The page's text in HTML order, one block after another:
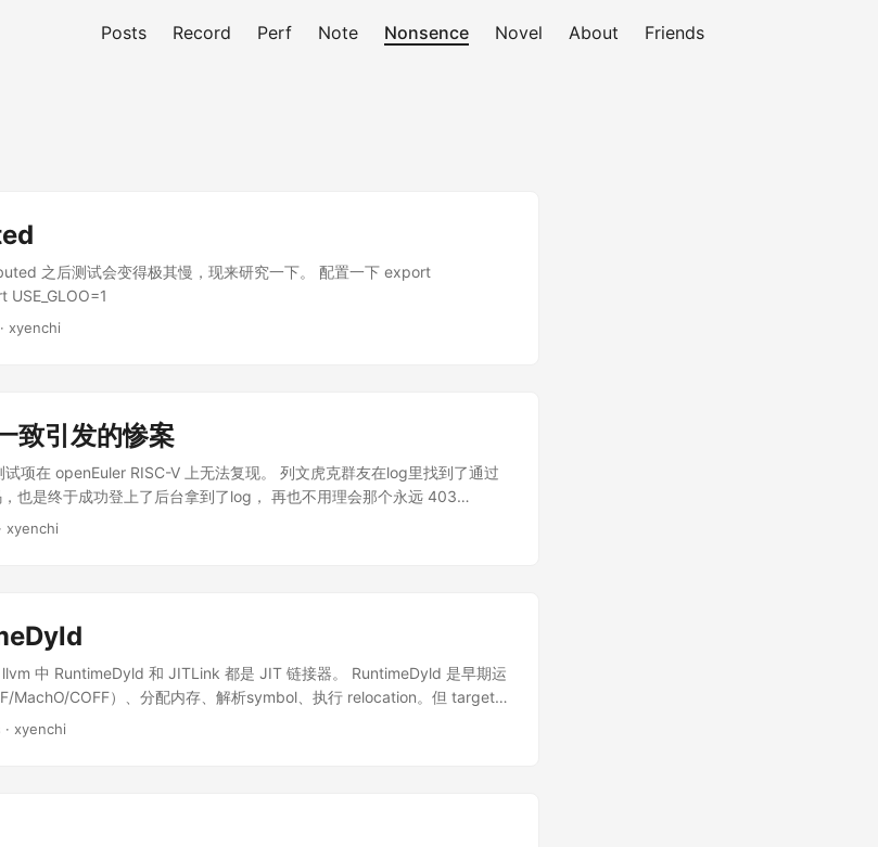
Posts Record Perf Note Nonsence Novel About Friends
之后测试会变得极其慢，现来研究一下。 配置一下 export
USE_GLOO=1
xyenchi
致引发的惨案
项在 openEuler RISC-V 上无法复现。 列文虎克群友在log里找到了通过
也是终于成功登上了后台拿到了log， 再也不用理会那个永远 403
， fail 的原因可能是 RISC-V openBlas 的 complex 支持问题。想到
xyenchi
中 RuntimeDyld 和 JITLink 都是 JIT 链接器。 RuntimeDyld 是早期运
MachO/COFF）、分配内存、解析symbol、执行 relocation。但 target-
手工写 relocation patch 逻辑。 llvm 后来引入 ORC(on request
· xyenchi